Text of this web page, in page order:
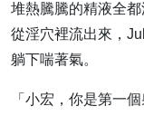
堆熱騰騰的精液全
從淫穴裡流出來，
躺下喘著氣。
「小宏，你是第一